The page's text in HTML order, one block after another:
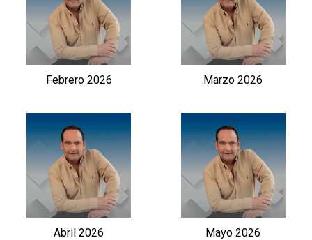
Febrero 2026 Marzo 2026
Abril 2026 Mayo 2026